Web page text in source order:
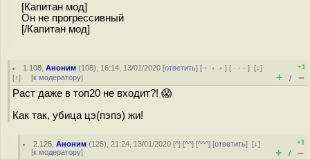
[Капитан мод]
Он не прогрессивный
[/Капитан мод]
1.108 ,Аноним (108), 16:14, 13/01/2020 [ответить] [ ﹢﹢﹢] [ · · ·][↓]
[↑] [к модератору]
+1
+ / –
Раст даже в топ20 не входит?! 😱
Как так, убица цэ(пэпэ) жи!
2.125 ,Аноним (125), 21:24, 13/01/2020 [^] [^^] [^^^] [ответить][↓]
[к модератору]
+1
+ / –